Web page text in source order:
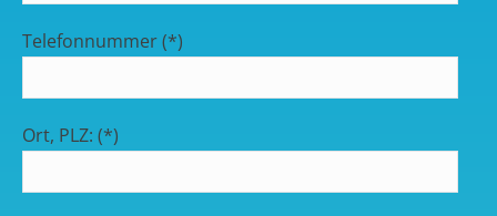
Telefonnummer (*)
Ort, PLZ: (*)